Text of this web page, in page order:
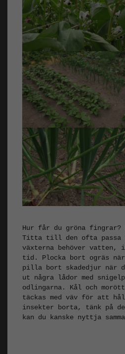
Hur får du gröna fingrar?
Titta till den ofta passa
växterna behöver vatten,
tid. Plocka bort ogräs
pilla bort skadedjur när
ut några lådor med
odlingarna. Kål och
täckas med väv för att
insekter borta, tänk på
kan du kanske nyttja